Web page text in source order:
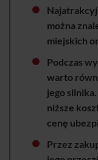
można
miejskich
Podczas
warto
jego
niższe
cenę
Przez